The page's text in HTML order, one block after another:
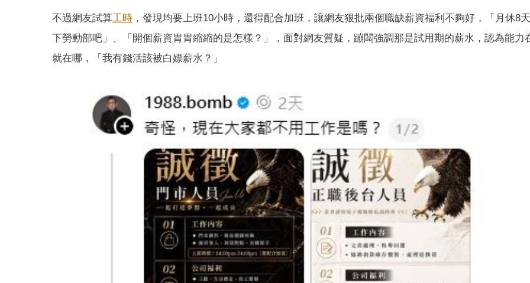
不過網友試算工時 ，發現均要上班10小時，還得配合加班，讓網友狠批兩個職缺薪資福利不夠好，「月休8
下勞動部吧」、「開個薪資胃胃縮縮的是怎樣？」，面對網友質疑，蹦闆強調那是試用期的薪水，認為能力
就在哪，「我有錢活該被白嫖薪水？」